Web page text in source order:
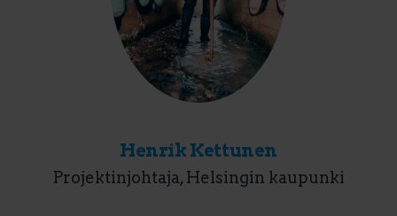
Henrik Kettunen
Projektinjohtaja, Helsingin kaupunki